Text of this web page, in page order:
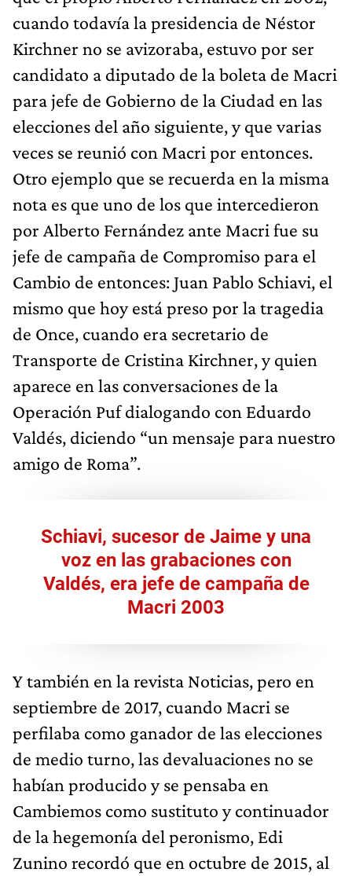
cuando todavía la presidencia de Néstor
Kirchner no se avizoraba, estuvo por ser
candidato a diputado de la boleta de Macri
para jefe de Gobierno de la Ciudad en las
elecciones del año siguiente, y que varias
veces se reunió con Macri por entonces.
Otro ejemplo que se recuerda en la misma
nota es que uno de los que intercedieron
por Alberto Fernández ante Macri fue su
jefe de campaña de Compromiso para el
Cambio de entonces: Juan Pablo Schiavi, el
mismo que hoy está preso por la tragedia
de Once, cuando era secretario de
Transporte de Cristina Kirchner, y quien
aparece en las conversaciones de la
Operación Puf dialogando con Eduardo
Valdés, diciendo “un mensaje para nuestro
amigo de Roma”.
Schiavi, sucesor de Jaime y una
voz en las grabaciones con
Valdés, era jefe de campaña de
Macri 2003
Y también en la revista Noticias, pero en
septiembre de 2017, cuando Macri se
perfilaba como ganador de las elecciones
de medio turno, las devaluaciones no se
habían producido y se pensaba en
Cambiemos como sustituto y continuador
de la hegemonía del peronismo, Edi
Zunino recordó que en octubre de 2015, al